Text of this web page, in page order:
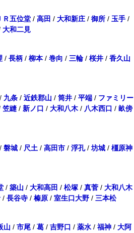
Ｒ五位堂 / 高田 / 大和新庄 / 御所 / 玉手 /
大和二見
/ 長柄 / 柳本/ 巻向 / 三輪/ 桜井 / 香久山
/ 九条 / 近鉄郡山 / 筒井 / 平端 / ファミリー
笠縫 / 新ノ口 / 大和八木 / 八木西口 / 畝傍
/ 磐城 / 尺土 / 高田市 / 浮孔/坊城 / 橿原神
/ 築山 / 大和高田 / 松塚 / 真菅 / 大和八木
/ 長谷寺 / 榛原 / 室生口大野 / 三本松
山 / 市尾 / 葛 / 吉野口 / 薬水 / 福神 / 大阿